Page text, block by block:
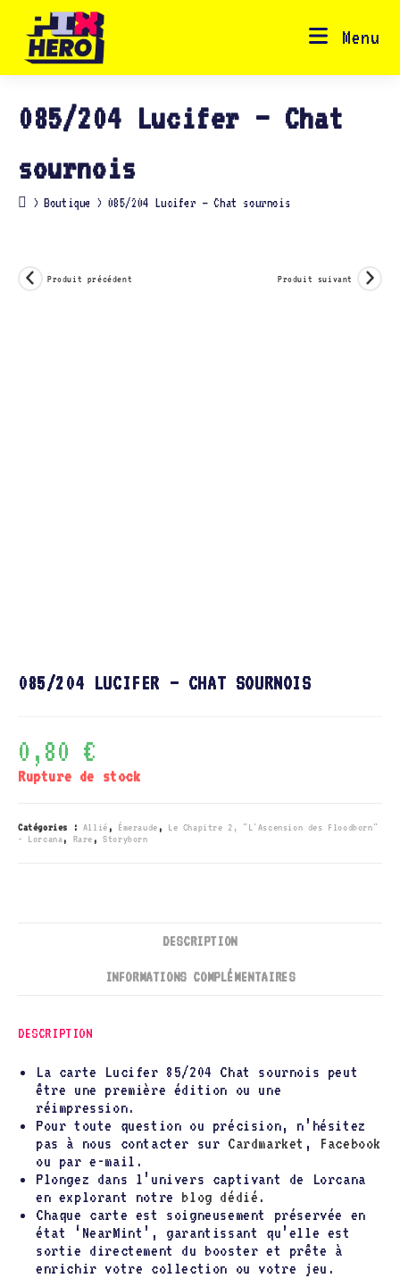
content
Menu
085/204 Lucifer – Chat
sournois
> Boutique > 085/204 Lucifer – Chat sournois
Produit précédent Produit suivant
085/204 LUCIFER – CHAT SOURNOIS
0,80 €
Rupture de stock
Catégories : Allié , Émeraude , Le Chapitre 2, "L'Ascension des Floodborn"
- Lorcana, Rare ,Storyborn
DESCRIPTION
INFORMATIONS COMPLÉMENTAIRES
DESCRIPTION
La carte Lucifer 85/204 Chat sournois peut
être une première édition ou une
réimpression.
Pour toute question ou précision, n’hésitez
pas à nous contacter sur Cardmarket , Facebook
ou par e-mail.
Plongez dans l’univers captivant de Lorcana
en explorant notre blog dédié .
Chaque carte est soigneusement préservée en
état ‘NearMint’, garantissant qu’elle est
sortie directement du booster et prête à
enrichir votre collection ou votre jeu.